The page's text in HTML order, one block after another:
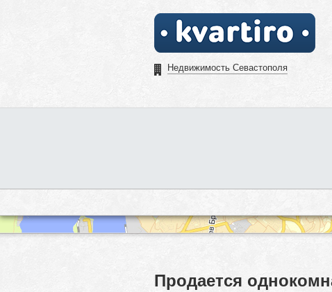
Недвижимость Севастополя
Продается